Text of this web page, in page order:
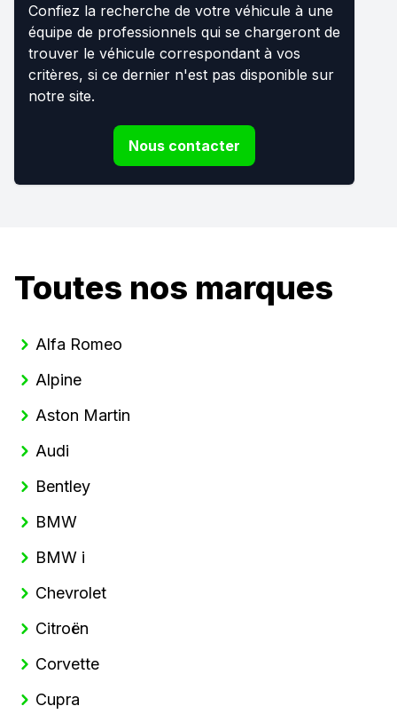
Confiez la recherche de votre véhicule à une
équipe de professionnels qui se chargeront de
trouver le véhicule correspondant à vos
critères, si ce dernier n'est pas disponible sur
notre site.
Nous contacter
Toutes nos marques
Alfa Romeo
Alpine
Aston Martin
Audi
Bentley
BMW
BMW i
Chevrolet
Citroën
Corvette
Cupra